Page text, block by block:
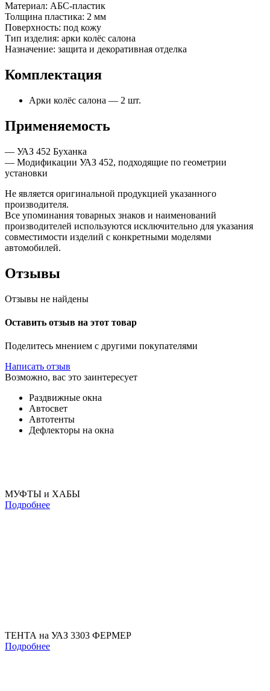
Материал: АБС-пластик
Толщина пластика: 2 мм
Поверхность: под кожу
Тип изделия: арки колёс салона
Назначение: защита и декоративная отделка
Комплектация
Арки колёс салона — 2 шт.
Применяемость
— УАЗ 452 Буханка
— Модификации УАЗ 452, подходящие по геометрии
установки
Не является оригинальной продукцией указанного
производителя.
Все упоминания товарных знаков и наименований
производителей используются исключительно для указания
совместимости изделий с конкретными моделями
автомобилей.
Отзывы
Отзывы не найдены
Оставить отзыв на этот товар
Поделитесь мнением с другими покупателями
Написать отзыв
Возможно, вас это заинтересует
Раздвижные окна
Автосвет
Автотенты
Дефлекторы на окна
МУФТЫ и ХАБЫ
Подробнее
ТЕНТА на УАЗ 3303 ФЕРМЕР
Подробнее